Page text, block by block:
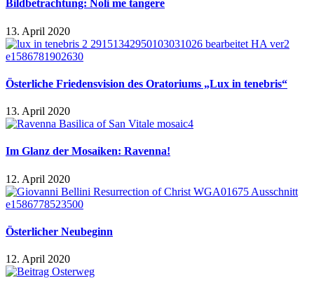
Bildbetrachtung: Noli me tangere
13. April 2020
Österliche Friedensvision des Oratoriums „Lux in tenebris“
13. April 2020
Im Glanz der Mosaiken: Ravenna!
12. April 2020
Österlicher Neubeginn
12. April 2020